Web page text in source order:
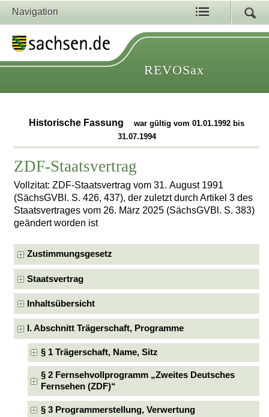
Navigation
REVOSax
Historische Fassung
war gültig vom 01.01.1992 bis
31.07.1994
ZDF-Staatsvertrag
Vollzitat: ZDF-Staatsvertrag vom 31. August 1991
(SächsGVBl. S. 426, 437), der zuletzt durch Artikel 3 des
Staatsvertrages vom 26. März 2025 (SächsGVBl. S. 383)
geändert worden ist
Zustimmungsgesetz
Staatsvertrag
Inhaltsübersicht
I. Abschnitt Trägerschaft, Programme
§ 1 Trägerschaft, Name, Sitz
§ 2 Fernsehvollprogramm „Zweites Deutsches
Fernsehen (ZDF)“
§ 3 Programmerstellung, Verwertung